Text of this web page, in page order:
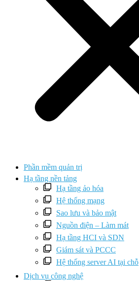
Phần mềm quản trị
Hạ tầng nền tảng
Hạ tầng ảo hóa
Hệ thống mạng
Sao lưu và bảo mật
Nguồn điện – Làm mát
Hạ tầng HCI và SDN
Giám sát và PCCC
Hệ thống server AI tại chỗ
Dịch vụ công nghệ